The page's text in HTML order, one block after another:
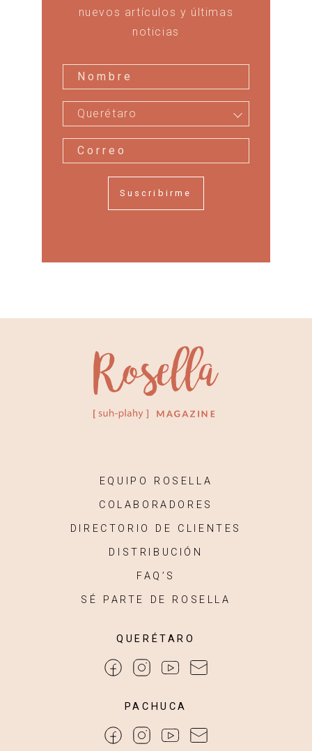
nuevos artículos y últimas
noticias
Querétaro
Suscribirme
EQUIPO ROSELLA
COLABORADORES
DIRECTORIO DE CLIENTES
DISTRIBUCIÓN
FAQ’S
SÉ PARTE DE ROSELLA
QUERÉTARO
PACHUCA